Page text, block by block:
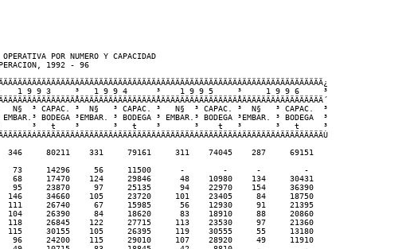
POR NUMERO Y CAPACIDAD
1992 - 96
1 9 9 3     ³   1 9 9 4      ³    1 9 9 5     ³     1 9 9 6     ³
³ CAPAC. ³  N§   ³ CAPAC. ³   N§  ³ CAPAC. ³  N§   ³ CAPAC.  ³
BODEGA ³EMBAR. ³ BODEGA ³ EMBAR.³ BODEGA ³EMBAR. ³ BODEGA  ³
³   t    ³       ³   t    ³       ³    t   ³       ³   t     ³
80211    331     79161     311    74045    287     69151
73     14296     56     11500      -        -      -         -
68     17470    124     29846      48    10980    134     30431
95     23870     97     25135      94    22970    154     36390
34660    105     23720     101    23405     84     18750
111     26740     67     15985      56    12930     91     21395
104     26390     84     18620      83    18910     88     20860
26845    122     27715     113    23530     97     21360
115     30155    105     26395     119    30555     55     13180
24200    115     29010     107    28920     49     11910